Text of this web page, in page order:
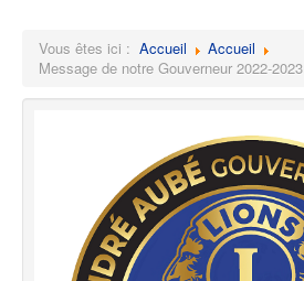
Vous êtes ici : Accueil
Accueil
Message de notre Gouverneur 2022-2023